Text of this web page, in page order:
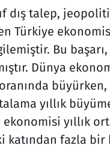
dış talep,
Türkiye
Bu
Dünya
yıllık
yıllık
katından fazla